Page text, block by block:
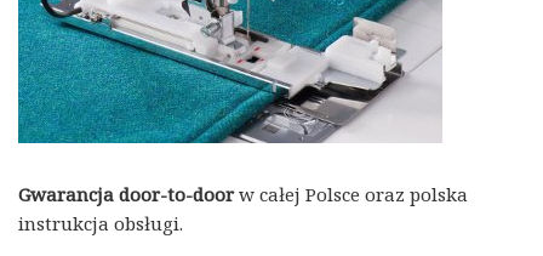
Gwarancja door-to-doorw całej Polsce oraz polska
instrukcja obsługi.